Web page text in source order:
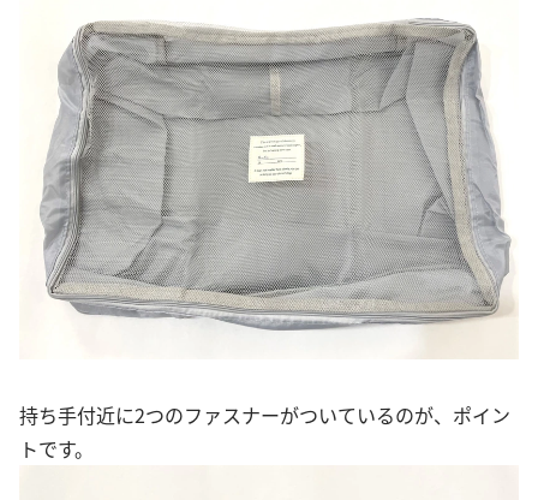
持ち手付近に2つのファスナーがついているのが、ポイン
トです。